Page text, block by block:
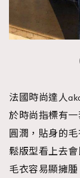
法國時尚達人
於時尚指標有
圓潤，貼身的
鬆版型看上去
毛衣容易顯擁